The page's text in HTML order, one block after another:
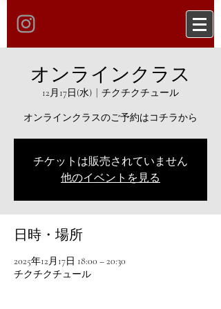
オンラインクラス
12月17日(水) チクチクチュール
オンラインクラスのご予約はコチラから
チケットは販売されていません
他のイベントを見る
日時・場所
2025年12月17日 18:00 – 20:30
チクチクチュール